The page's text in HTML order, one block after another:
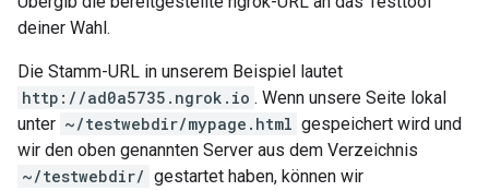
deiner Wahl.
Die Stamm-URL in unserem Beispiel lautet
http://ad0a5735.ngrok.io . Wenn unsere Seite lokal
unter ~/testwebdir/mypage.html gespeichert wird und
wir den oben genannten Server aus dem Verzeichnis
~/testwebdir/ gestartet haben, können wir